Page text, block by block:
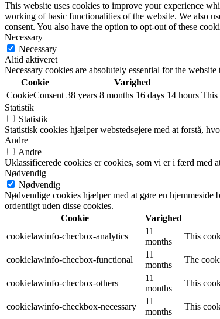
This website uses cookies to improve your experience
working of basic functionalities of the website. We also
consent. You also have the option to opt-out of these
Necessary
Necessary
Altid aktiveret
Necessary cookies are absolutely essential for the
Cookie
Varighed
CookieConsent 38 years 8 months 16 days 14 hours This
Statistik
Statistik
Statistisk cookies hjælper webstedsejere med at forstå,
Andre
Andre
Uklassificerede cookies er cookies, som vi er i færd med
Nødvendig
Nødvendig
Nødvendige cookies hjælper med at gøre en hjemmeside
ordentligt uden disse cookies.
Cookie
Varighed
cookielawinfo-checbox-analytics
11
months
This
cookielawinfo-checbox-functional
11
months
The
cookielawinfo-checbox-others
11
months
This
cookielawinfo-checkbox-necessary
11
months
This